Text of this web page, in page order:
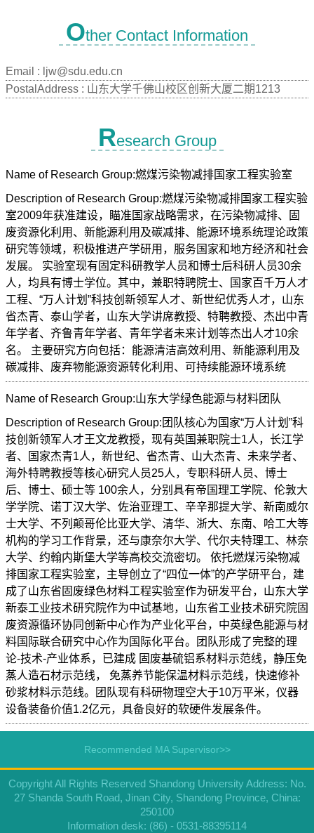
Other Contact Information
Email : ljw@sdu.edu.cn
PostalAddress : 山东大学千佛山校区创新大厦二期1213
Research Group
Name of Research Group:燃煤污染物减排国家工程实验室
Description of Research Group:燃煤污染物减排国家工程实验
室2009年获准建设，瞄准国家战略需求，在污染物减排、固
废资源化利用、新能源利用及碳减排、能源环境系统理论政策
研究等领域，积极推进产学研用，服务国家和地方经济和社会
发展。 实验室现有固定科研教学人员和博士后科研人员30余
人，均具有博士学位。其中，兼职特聘院士、国家百千万人才
工程、“万人计划”科技创新领军人才、新世纪优秀人才，山东
省杰青、泰山学者，山东大学讲席教授、特聘教授、杰出中青
年学者、齐鲁青年学者、青年学者未来计划等杰出人才10余
名。 主要研究方向包括：能源清洁高效利用、新能源利用及
碳减排、废弃物能源资源转化利用、可持续能源环境系统
Name of Research Group:山东大学绿色能源与材料团队
Description of Research Group:团队核心为国家“万人计划”科
技创新领军人才王文龙教授，现有英国兼职院士1人，长江学
者、国家杰青1人，新世纪、省杰青、山大杰青、未来学者、
海外特聘教授等核心研究人员25人，专职科研人员、博士
后、博士、硕士等 100余人，分别具有帝国理工学院、伦敦大
学学院、诺丁汉大学、佐治亚理工、辛辛那提大学、新南威尔
士大学、不列颠哥伦比亚大学、清华、浙大、东南、哈工大等
机构的学习工作背景，还与康奈尔大学、代尔夫特理工、林奈
大学、约翰内斯堡大学等高校交流密切。 依托燃煤污染物减
排国家工程实验室，主导创立了“四位一体”的产学研平台，建
成了山东省固废绿色材料工程实验室作为研发平台，山东大学
新泰工业技术研究院作为中试基地，山东省工业技术研究院固
废资源循环协同创新中心作为产业化平台，中英绿色能源与材
料国际联合研究中心作为国际化平台。团队形成了完整的理
论-技术-产业体系，已建成 固废基硫铝系材料示范线，静压免
蒸人造石材示范线， 免蒸养节能保温材料示范线，快速修补
砂浆材料示范线。团队现有科研物理空大于10万平米，仪器
设备装备价值1.2亿元，具备良好的软硬件发展条件。
Recommended MA Supervisor>>
Copyright All Rights Reserved Shandong University Address: No.
27 Shanda South Road, Jinan City, Shandong Province, China:
250100
Information desk: (86) - 0531-88395114